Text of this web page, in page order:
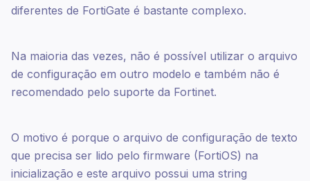
diferentes de FortiGate é bastante complexo.
Na maioria das vezes, não é possível utilizar o arquivo
de configuração em outro modelo e também não é
recomendado pelo suporte da Fortinet.
O motivo é porque o arquivo de configuração de texto
que precisa ser lido pelo firmware (FortiOS) na
inicialização e este arquivo possui uma string